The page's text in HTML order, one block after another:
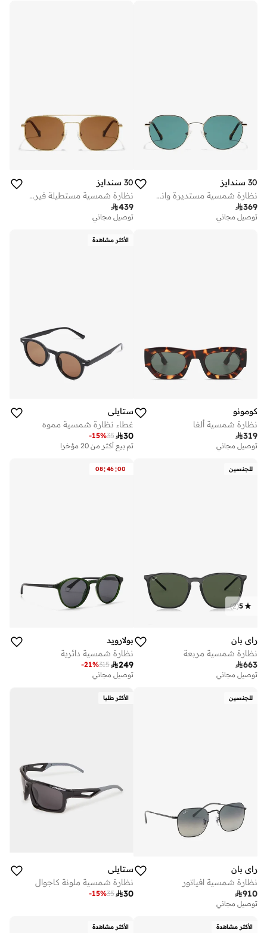
30 سندايز
نظارة شمسية مستديرة واندروست
369
توصيل مجاني
30 سندايز
نظارة شمسية مستطيلة فيربير
439
توصيل مجاني
كومونو
نظارة شمسية ألفا
319
توصيل مجاني
الأكثر مشاهدة
ستايلي
غطاء نظارة شمسية مموه
30
35
-15%
تم بيع أكثر من 20 مؤخرا
على وشك النفاد
للجنسين
5
(
2
)
راي بان
نظارة شمسية مربعة
663
توصيل مجاني
08:46:00
بولارويد
نظارة شمسية دائرية
249
315
-21%
توصيل مجاني
للجنسين
راي بان
نظارة شمسية افياتور
910
توصيل مجاني
الأكثر طلبا
ستايلي
نظارة شمسية ملونة كاجوال
30
35
-15%
الأكثر مشاهدة الأكثر مشاهدة